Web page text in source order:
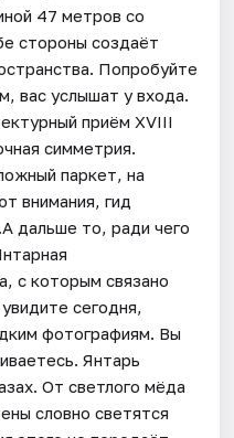
47 метров со
стороны создаёт
Попробуйте
вас услышат у входа.
приём XVIII
симметрия.
паркет, на
внимания, гид
дальше то, ради чего
с которым связано
сегодня,
фотографиям. Вы
Янтарь
От светлого мёда
словно светятся